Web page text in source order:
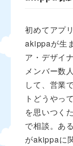
初めてアプ
akippaが生
ア・デザイ
メンバー数
して、営業
トどうやっ
を思いつく
で相談。あ
がakippaに